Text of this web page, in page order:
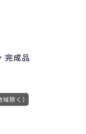
完成品
除く）